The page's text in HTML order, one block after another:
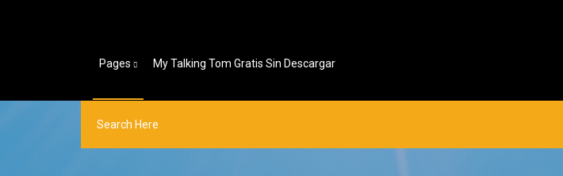
Pages My Talking Tom Gratis Sin Descargar